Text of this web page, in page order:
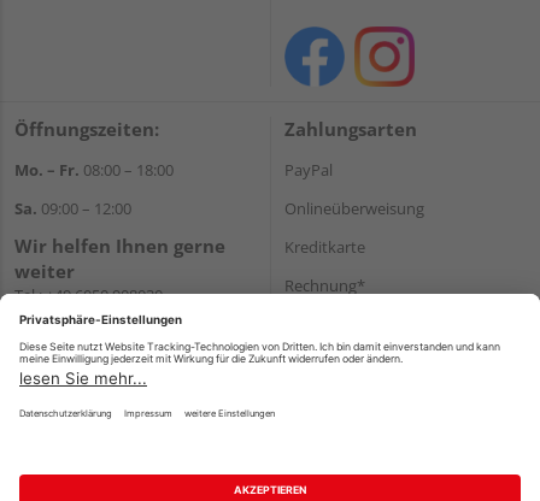
Öffnungszeiten:
Mo. – Fr. 08:00 – 18:00
Sa. 09:00 – 12:00
Wir helfen Ihnen gerne
weiter
Tel.:+49 6050 908030
E-Mail:shop@holzland-
linkundbecker.de
Zahlungsarten
PayPal
Onlineüberweisung
Kreditkarte
Rechnung*
Versand
Impressum AGB Widerruf Datenschutz